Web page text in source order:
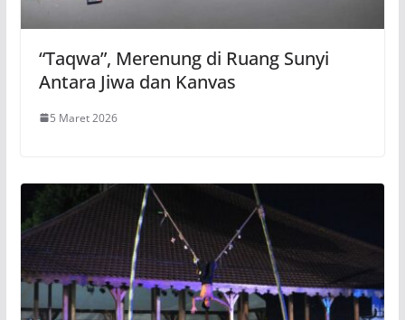
“Taqwa”, Merenung di Ruang Sunyi
Antara Jiwa dan Kanvas
5 Maret 2026